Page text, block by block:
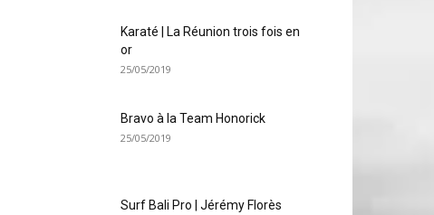
Karaté | La Réunion trois fois en
or
25/05/2019
Bravo à la Team Honorick
25/05/2019
Surf Bali Pro | Jérémy Florès